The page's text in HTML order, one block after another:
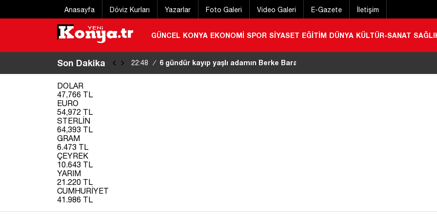
Anasayfa Döviz Kurları Yazarlar Foto Galeri Video Galeri E-Gazete İletişim
GÜNCEL KONYA EKONOMİ SPOR SİYASET EĞİTİM DÜNYA KÜLTÜR-SANAT
Son Dakika 22:48 / 6 gündür kayıp yaşlı adamın Berke Barajı’nda cansız bedeni
DOLAR
47,766 TL
EURO
54,972 TL
STERLİN
64,393 TL
GRAM
6.473 TL
ÇEYREK
10.643 TL
YARIM
21.220 TL
CUMHURİYET
41.986 TL